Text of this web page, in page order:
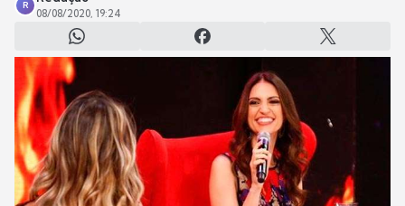
R
08/08/2020, 19:24